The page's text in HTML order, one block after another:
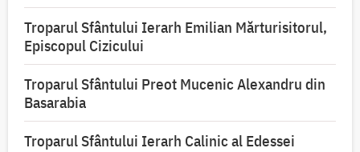
Troparul Sfântului Ierarh Emilian Mărturisitorul,
Episcopul Cizicului
Troparul Sfântului Preot Mucenic Alexandru din
Basarabia
Troparul Sfântului Ierarh Calinic al Edessei